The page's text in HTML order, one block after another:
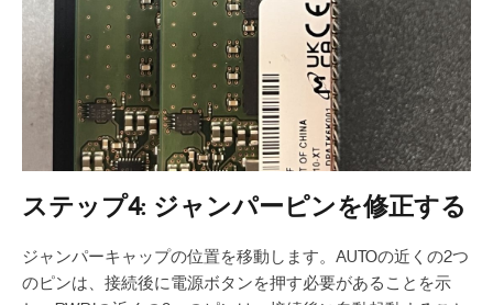
ステップ4: ジャンパーピンを修正する
ジャンパーキャップの位置を移動します。AUTOの近くの2つ
のピンは、接続後に電源ボタンを押す必要があることを示